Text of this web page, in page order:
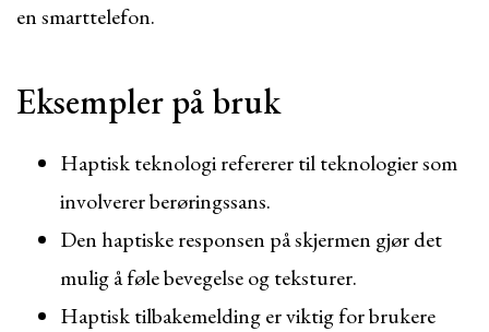
en smarttelefon.
Eksempler på bruk
Haptisk teknologi refererer til teknologier som
involverer berøringssans.
Den haptiske responsen på skjermen gjør det
mulig å føle bevegelse og teksturer.
Haptisk tilbakemelding er viktig for brukere